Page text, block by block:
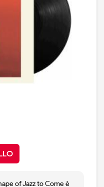
of Jazz to Come è